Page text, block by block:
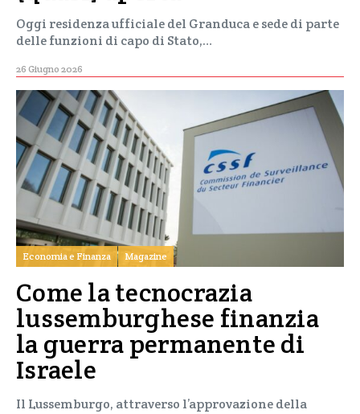
Oggi residenza ufficiale del Granduca e sede di parte
delle funzioni di capo di Stato,…
26 Giugno 2026
Economia e Finanza Magazine
Come la tecnocrazia
lussemburghese finanzia
la guerra permanente di
Israele
Il Lussemburgo, attraverso l’approvazione della